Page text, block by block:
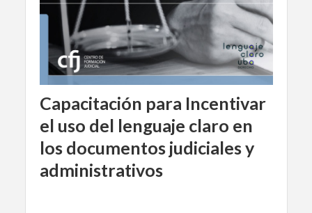
Capacitación para Incentivar
el uso del lenguaje claro en
los documentos judiciales y
administrativos